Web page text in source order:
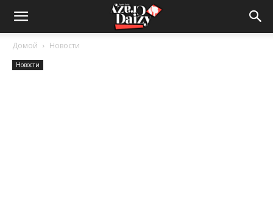
Crazy-
Daizy
Домой Новости
Новости